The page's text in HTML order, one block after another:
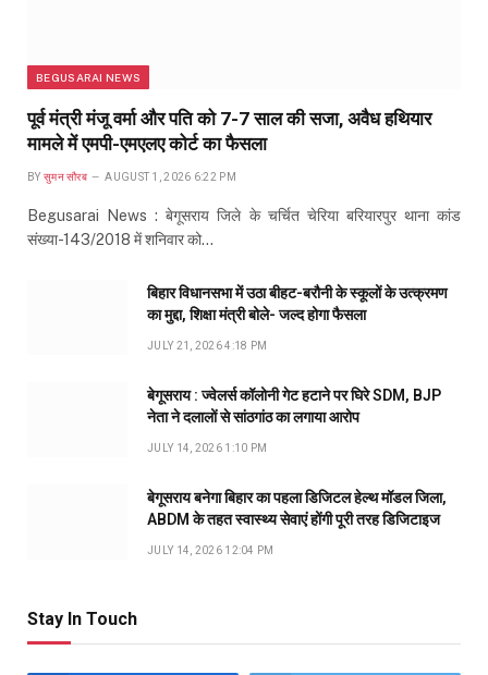
BEGUSARAI NEWS
पूर्व मंत्री मंजू वर्मा और पति को 7-7 साल की सजा, अवैध हथियार
मामले में एमपी-एमएलए कोर्ट का फैसला
BY सुमन सौरब AUGUST 1, 2026 6:22 PM
Begusarai News : बेगूसराय जिले के चर्चित चेरिया बरियारपुर थाना कांड
संख्या-143/2018 में शनिवार को…
बिहार विधानसभा में उठा बीहट-बरौनी के स्कूलों के उत्क्रमण
का मुद्दा, शिक्षा मंत्री बोले- जल्द होगा फैसला
JULY 21, 2026 4:18 PM
बेगूसराय : ज्वेलर्स कॉलोनी गेट हटाने पर घिरे SDM, BJP
नेता ने दलालों से सांठगांठ का लगाया आरोप
JULY 14, 2026 1:10 PM
बेगूसराय बनेगा बिहार का पहला डिजिटल हेल्थ मॉडल जिला,
ABDM के तहत स्वास्थ्य सेवाएं होंगी पूरी तरह डिजिटाइज
JULY 14, 2026 12:04 PM
Stay In Touch